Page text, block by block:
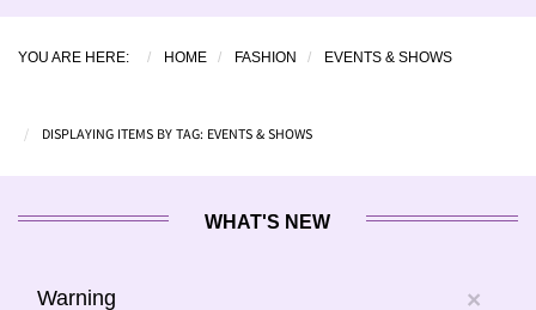
YOU ARE HERE: HOME FASHION EVENTS & SHOWS
DISPLAYING ITEMS BY TAG: EVENTS & SHOWS
WHAT'S NEW
×
Warning